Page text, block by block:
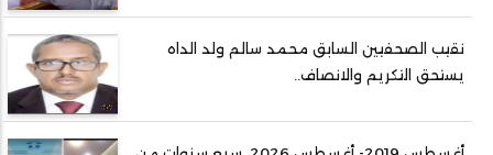
نقيب الصحفيين السابق محمد سالم ولد الداه
يستحق التكريم والانصاف..